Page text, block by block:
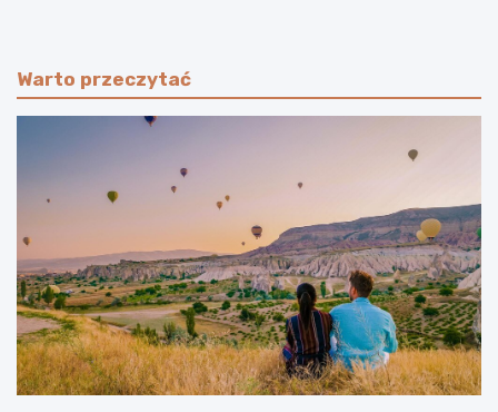
Warto przeczytać